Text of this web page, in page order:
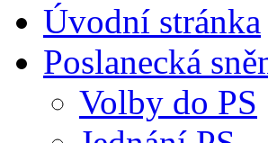
Úvodní stránka
Poslanecká
Volby do PS